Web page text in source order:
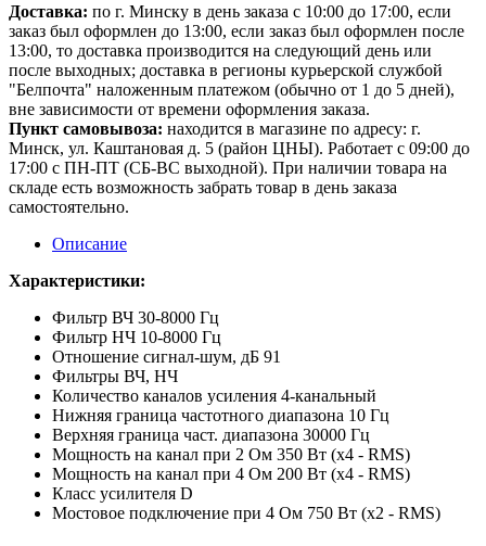
Доставка: по г. Минску в день заказа с 10:00 до 17:00, если
заказ был оформлен до 13:00, если заказ был оформлен после
13:00, то доставка производится на следующий день или
после выходных; доставка в регионы курьерской службой
"Белпочта" наложенным платежом (обычно от 1 до 5 дней),
вне зависимости от времени оформления заказа.
Пункт самовывоза: находится в магазине по адресу: г.
Минск, ул. Каштановая д. 5 (район ЦНЫ). Работает с 09:00 до
17:00 с ПН-ПТ (СБ-ВС выходной). При наличии товара на
складе есть возможность забрать товар в день заказа
самостоятельно.
Описание
Характеристики:
Фильтр ВЧ 30-8000 Гц
Фильтр НЧ 10-8000 Гц
Отношение сигнал-шум, дБ 91
Фильтры ВЧ, НЧ
Количество каналов усиления 4-канальный
Нижняя граница частотного диапазона 10 Гц
Верхняя граница част. диапазона 30000 Гц
Мощность на канал при 2 Ом 350 Вт (x4 - RMS)
Мощность на канал при 4 Ом 200 Вт (x4 - RMS)
Класс усилителя D
Мостовое подключение при 4 Ом 750 Вт (x2 - RMS)